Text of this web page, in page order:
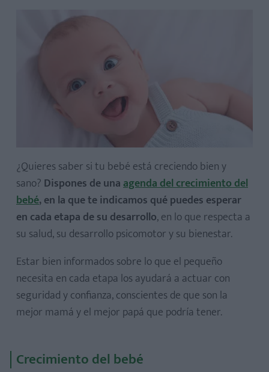
¿Quieres saber si tu bebé está creciendo bien y
sano? Dispones de unaagenda del crecimiento del
bebé, en la que te indicamos qué puedes esperar
en cada etapa de su desarrollo, en lo que respecta a
su salud, su desarrollo psicomotor y su bienestar.
Estar bien informados sobre lo que el pequeño
necesita en cada etapa los ayudará a actuar con
seguridad y confianza, conscientes de que son la
mejor mamá y el mejor papá que podría tener.
Crecimiento del bebé